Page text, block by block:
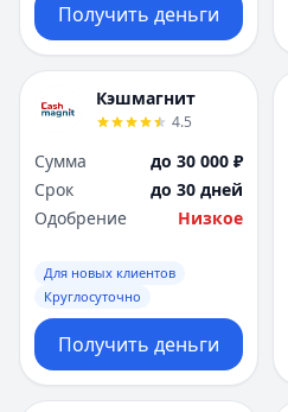
Получить деньги
Кэшмагнит
4.5
Сумма
до 30 000 ₽
Срок
до 30 дней
Одобрение
Низкое
Для новых клиентов
Круглосуточно
Получить деньги